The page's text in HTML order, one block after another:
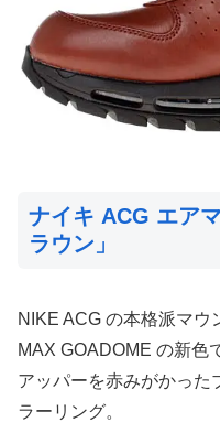
ナイキ ACG エア
ラウン」
NIKE ACG の本格派マウ
MAX GOADOME の新色
アッパーを赤みがかった
ラーリング。